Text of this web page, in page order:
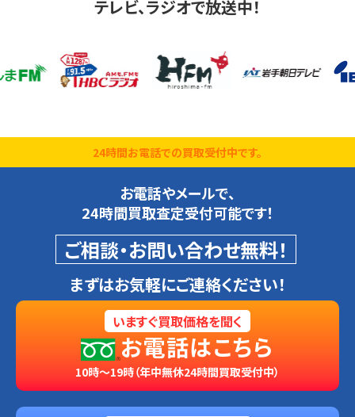
テレビ、ラジオで放送中！
24時間お電話での買取受付中です。
お電話やメールで、
24時間買取査定受付可能です！
ご相談・お問い合わせ無料！
まずはお気軽にご連絡ください！
いますぐ買取価格を聞く
お電話はこちら
10時～19時（年中無休24時間買取受付中）